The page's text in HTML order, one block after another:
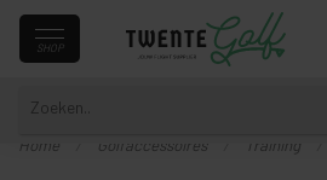
SHOP
Home Golfaccessoires Training